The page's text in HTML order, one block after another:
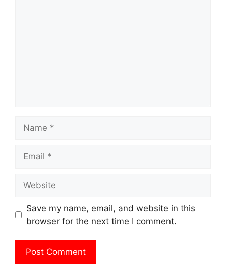
Save my name, email, and website in this
browser for the next time I comment.